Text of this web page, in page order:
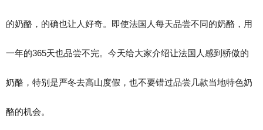
的奶酪，的确也让人好奇。即使法国人每天品尝不同的奶酪，用
一年的365天也品尝不完。今天给大家介绍让法国人感到骄傲的
奶酪，特别是严冬去高山度假，也不要错过品尝几款当地特色奶
酪的机会。